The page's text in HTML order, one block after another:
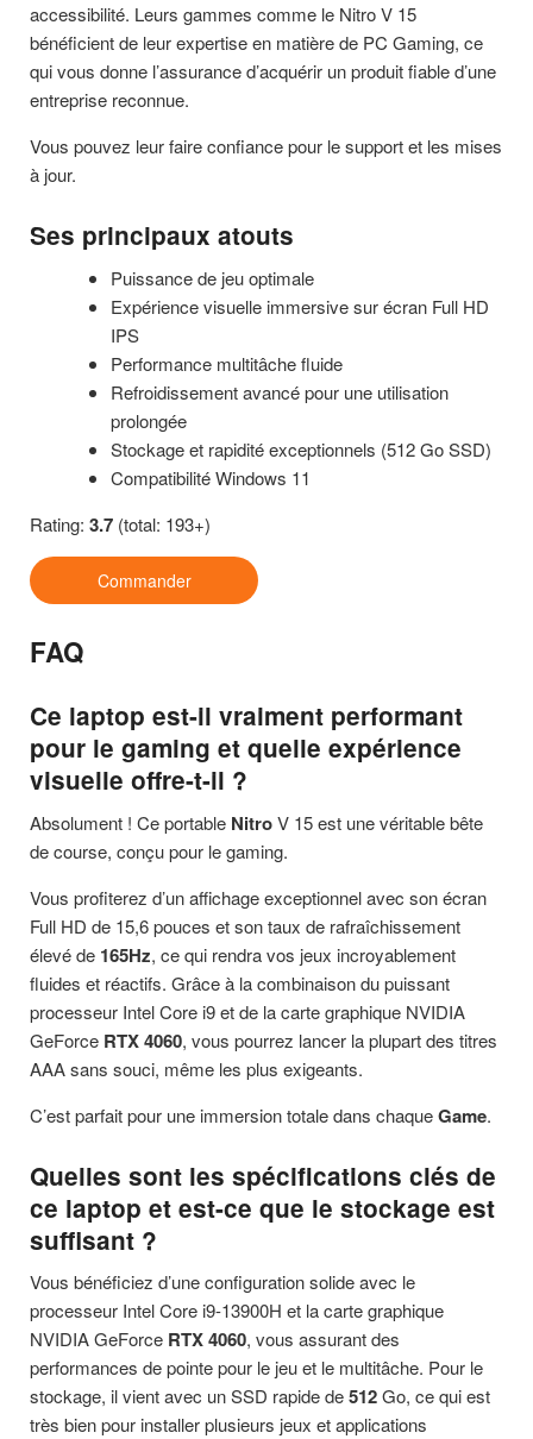
accessibilité. Leurs gammes comme le Nitro V 15
bénéficient de leur expertise en matière de PC Gaming, ce
qui vous donne l’assurance d’acquérir un produit fiable d’une
entreprise reconnue.
Vous pouvez leur faire confiance pour le support et les mises
à jour.
Ses principaux atouts
Puissance de jeu optimale
Expérience visuelle immersive sur écran Full HD
IPS
Performance multitâche fluide
Refroidissement avancé pour une utilisation
prolongée
Stockage et rapidité exceptionnels (512 Go SSD)
Compatibilité Windows 11
Rating: 3.7 (total: 193+)
Commander
FAQ
Ce laptop est-il vraiment performant
pour le gaming et quelle expérience
visuelle offre-t-il ?
Absolument ! Ce portable NitroV 15 est une véritable bête
de course, conçu pour le gaming.
Vous profiterez d’un affichage exceptionnel avec son écran
Full HD de 15,6 pouces et son taux de rafraîchissement
élevé de 165Hz, ce qui rendra vos jeux incroyablement
fluides et réactifs. Grâce à la combinaison du puissant
processeur Intel Core i9 et de la carte graphique NVIDIA
GeForce RTX 4060, vous pourrez lancer la plupart des titres
AAA sans souci, même les plus exigeants.
C’est parfait pour une immersion totale dans chaqueGame.
Quelles sont les spécifications clés de
ce laptop et est-ce que le stockage est
suffisant ?
Vous bénéficiez d’une configuration solide avec le
processeur Intel Core i9-13900H et la carte graphique
NVIDIA GeForce RTX 4060, vous assurant des
performances de pointe pour le jeu et le multitâche. Pour le
stockage, il vient avec un SSD rapide de512Go, ce qui est
très bien pour installer plusieurs jeux et applications